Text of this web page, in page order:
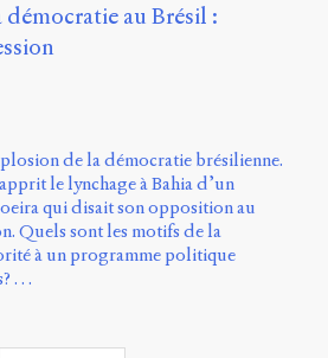
démocratie au Brésil :
de la démocratie brésilienne.
le lynchage à Bahia d’un
qui disait son opposition au
Quels sont les motifs de la
à un programme politique
…